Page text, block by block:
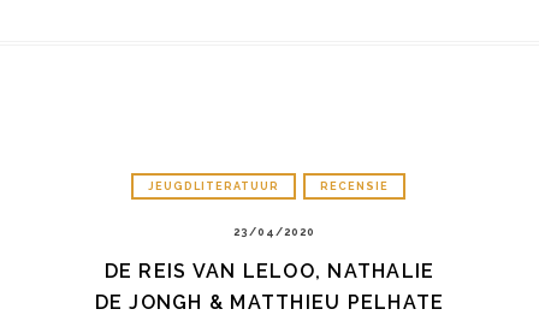
JEUGDLITERATUUR RECENSIE
23/04/2020
DE REIS VAN LELOO, NATHALIE
DE JONGH & MATTHIEU PELHATE